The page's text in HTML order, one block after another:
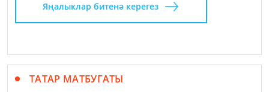
Яңалыклар битенә керегез
ТАТАР МАТБУГАТЫ